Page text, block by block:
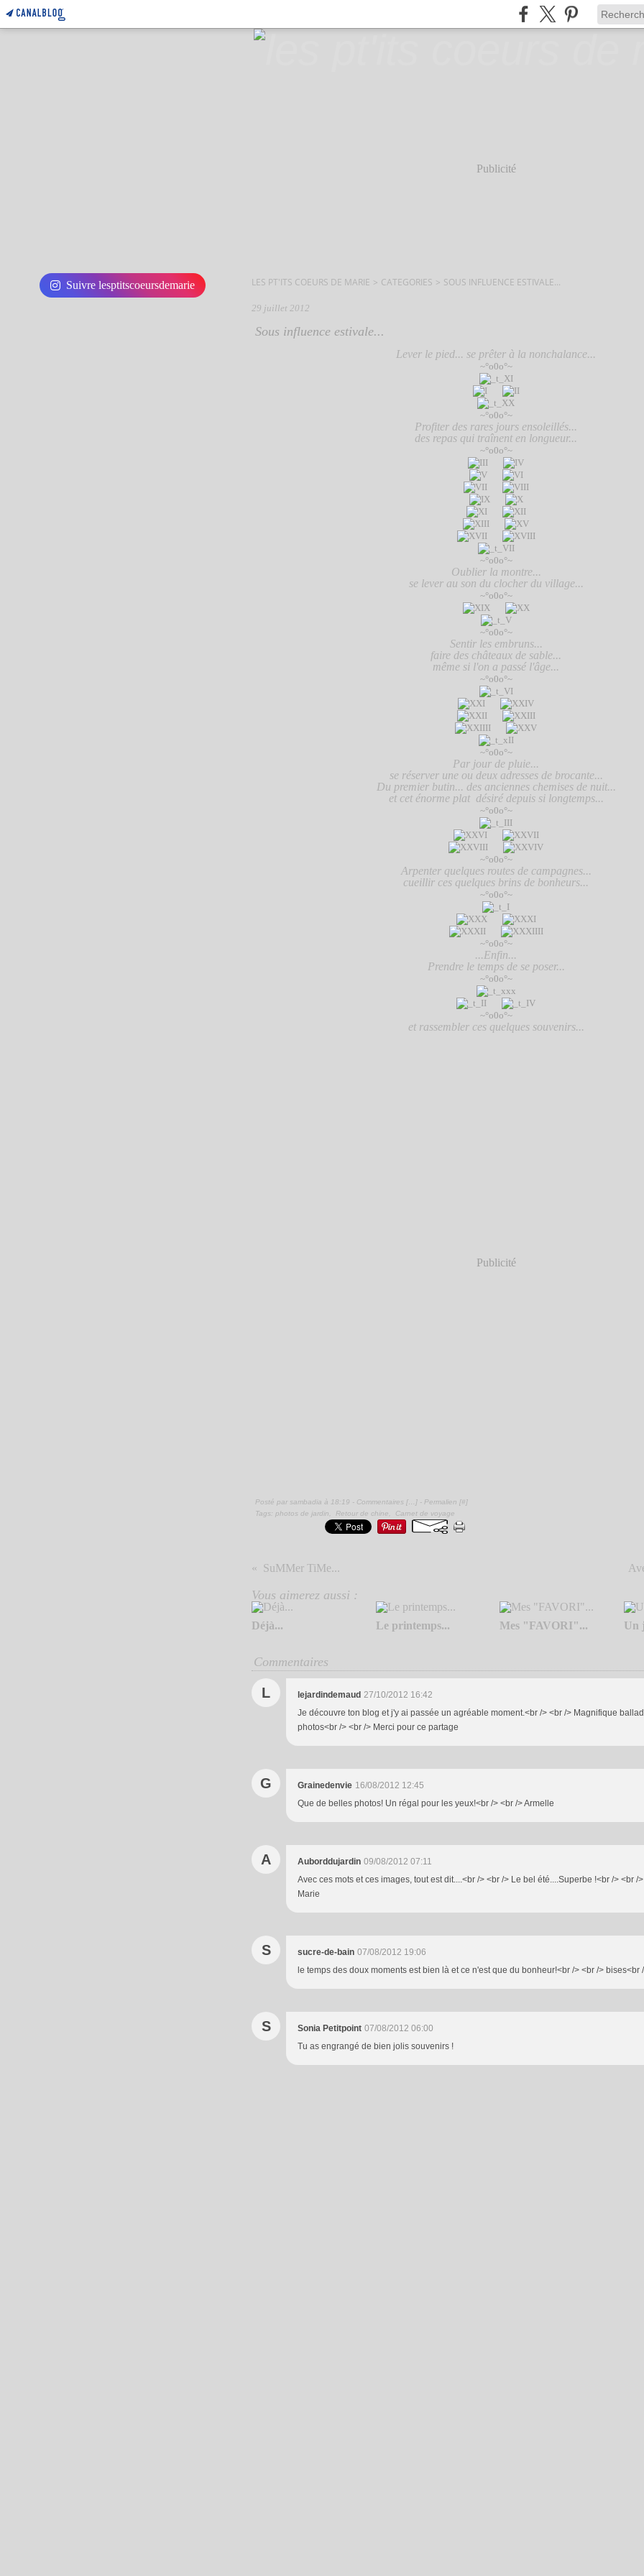
Publicité
Suivre lesptitscoeursdemarie LES PT'ITS COEURS DE MARIE > CATEGORIES > SOUS INFLUENCE ESTIVALE...
29 juillet 2012
Sous influence estivale...
Lever le pied... se prêter à la nonchalance...
~°o0o°~
~°o0o°~
Profiter des rares jours ensoleillés...
des repas qui traînent en longueur...
~°o0o°~
~°o0o°~
Oublier la montre...
se lever au son du clocher du village...
~°o0o°~
~°o0o°~
Sentir les embruns...
faire des châteaux de sable...
même si l'on a passé l'âge...
~°o0o°~
~°o0o°~
Par jour de pluie...
se réserver une ou deux adresses de brocante...
Du premier butin... des anciennes chemises de nuit...
et cet énorme plat désiré depuis si longtemps...
~°o0o°~
~°o0o°~
Arpenter quelques routes de campagnes...
cueillir ces quelques brins de bonheurs...
~°o0o°~
~°o0o°~
...Enfin...
Prendre le temps de se poser...
~°o0o°~
~°o0o°~
et rassembler ces quelques souvenirs...
Publicité
Posté par sambadia à 18:19 - Commentaires [ ] - Permalien [#]
Tags: photos de jardin Retour de chine Carnet de voyage
SuMMer TiMe...
Vous aimerez aussi :
Déjà... Le printemps... Mes "FAVORI"... Un
Commentaires
L lejardindemaud 27/10/2012 16:42
Je découvre ton blog et j'y ai passée un agréable moment.<br /> <br /> Magnifique
photos<br /> <br /> Merci pour ce partage
G Grainedenvie 16/08/2012 12:45
Que de belles photos! Un régal pour les yeux!<br /> <br /> Armelle
A Auborddujardin 09/08/2012 07:11
Avec ces mots et ces images, tout est dit....<br /> <br /> Le bel été....Superbe !<br /> <br /
Marie
S sucre-de-bain 07/08/2012 19:06
le temps des doux moments est bien là et ce n'est que du bonheur!<br /> <br /> bises<br
S Sonia Petitpoint 07/08/2012 06:00
Tu as engrangé de bien jolis souvenirs !